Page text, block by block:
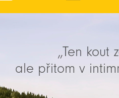
„Ten kout
ale přitom v